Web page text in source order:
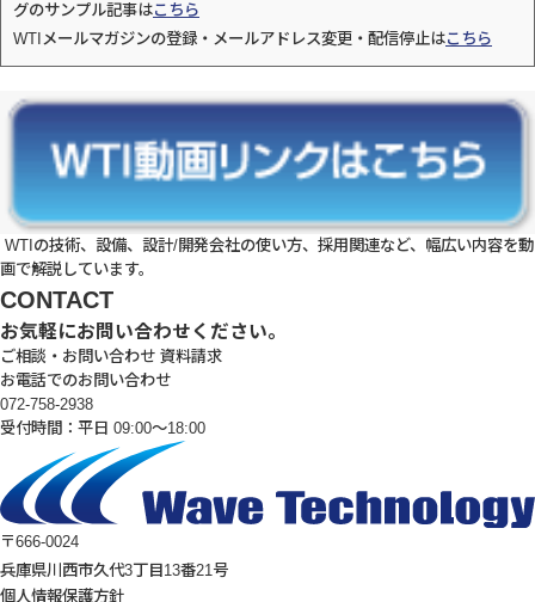
グのサンプル記事はこちら
WTIメールマガジンの登録・メールアドレス変更・配信停止はこちら
WTIの技術、設備、設計/開発会社の使い方、採用関連など、幅広い内容を動
画で解説しています。
CONTACT
お気軽にお問い合わせください。
ご相談・お問い合わせ 資料請求
お電話でのお問い合わせ
072-758-2938
受付時間：平日 09:00～18:00
〒666-0024
兵庫県川西市久代3丁目13番21号
個人情報保護方針